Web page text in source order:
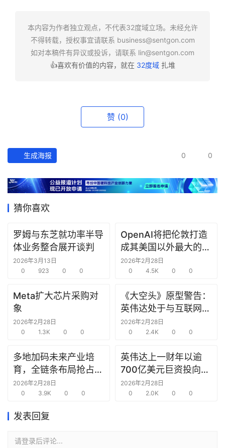
度
经
据
研
选
报
创
投
之
商
机
圈
本内容为作者独立观点，不代表32度域立场。未经允许
不得转载，授权事宜请联系 business@sentgon.com
如对本稿件有异议或投诉，请联系 lin@sentgon.com
👍喜欢有价值的内容，就在 32度域扎堆
赞 (0)
生成海报 0 0
猜你喜欢
罗姆与东芝就功率半导
体业务整合展开谈判
2026年3月13日
0
923 0 0
OpenAI将把伦敦打造
成其美国以外最大的研
究中心
2026年2月28日
0
4.5K 0 0
Meta扩大芯片采购对
象
2026年2月28日
0
1.3K 0 0
《大空头》原型警告：
英伟达处于与互联网泡
沫时期思科同样的“危
险境地”
2026年2月28日
0
2.4K 0 0
多地加码未来产业培
育，全链条布局抢占新
赛道先机
2026年2月28日
0
3.9K 0 0
英伟达上一财年以逾
700亿美元巨资投向合
作方，竭力巩固AI芯片
需求
2026年2月28日
0
2.0K 0 0
发表回复
请登录后评论...